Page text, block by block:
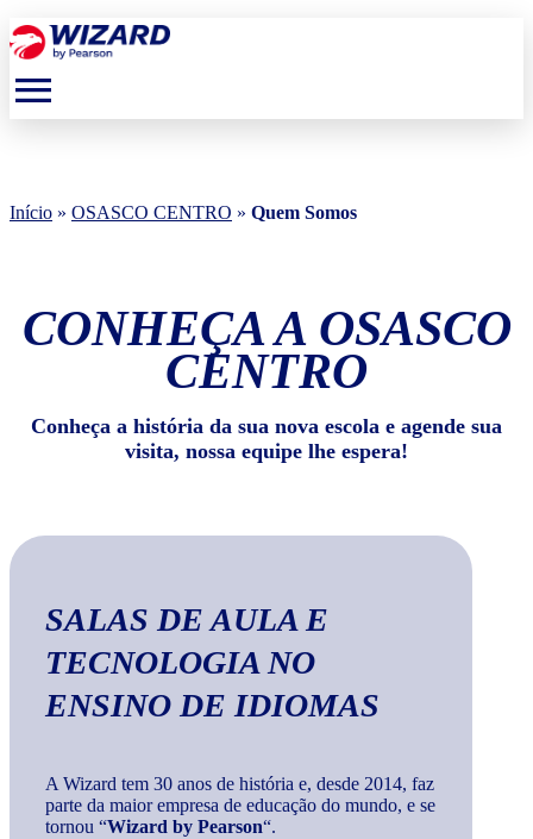
menu
Início » OSASCO CENTRO » Quem Somos
CONHEÇA A OSASCO
CENTRO
Conheça a história da sua nova escola e agende sua
visita, nossa equipe lhe espera!
SALAS DE AULA E
TECNOLOGIANO
ENSINO DE IDIOMAS
A Wizard tem 30 anos de história e, desde 2014, faz
parte da maior empresa de educação do mundo, e se
tornou “Wizard by Pearson“.